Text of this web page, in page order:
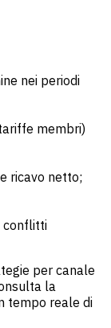
nei periodi
membri)
ricavo netto;
conflitti
per canale
la
tempo reale di